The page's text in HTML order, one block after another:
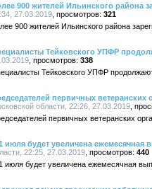
900 жителей Ильинского района
27.03.2019
321
900 жителей Ильинского района
Тейковского УПФР
338
Тейковского УПФР
первичных
области, 22:26, 27.03.2019
первичных ветеранских
июля будет увеличена ежемесячная
22:25, 27.03.2019
440
июля будет увеличена ежемесячная